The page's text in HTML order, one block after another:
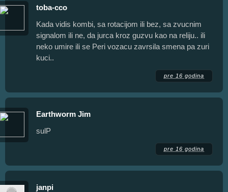
toba-cco
Kada vidis kombi, sa rotacijom ili bez, sa zvucnim
signalom ili ne, da jurca kroz guzvu kao na reliju.. ili
neko umire ili se Peri vozacu zavrsila smena pa zuri
kuci..
pre 16 godina
Earthworm Jim
sulP
pre 16 godina
janpi